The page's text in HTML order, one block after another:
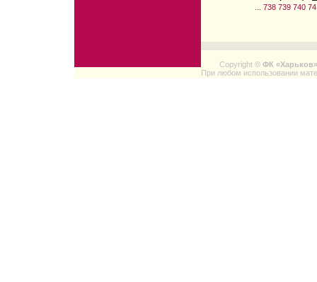
738 739 740
Copyright © ФК «Харьков»
При любом использовании